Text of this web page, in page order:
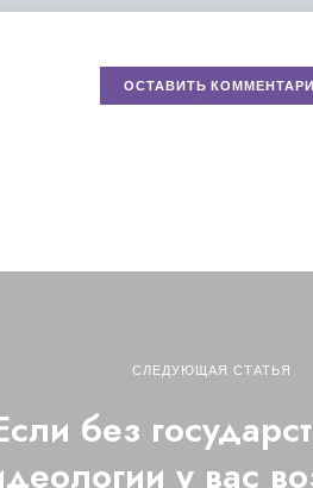
СЛЕДУЮЩАЯ СТАТЬЯ
без
у вас